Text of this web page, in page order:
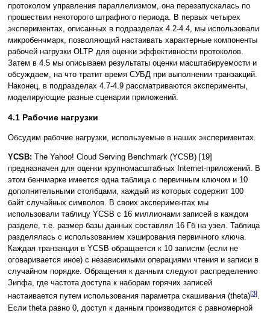
протоколом управления параллелизмом, она перезапускалась по
прошествии некоторого штрафного периода. В первых четырех
экспериментах, описанных в подразделах 4.2-4.4, мы использовали
микробенчмарк, позволяющий настаивать характерные компоненты
рабочей нагрузки OLTP для оценки эффективности протоколов.
Затем в 4.5 мы описываем результаты оценки масштабируемости и
обсуждаем, на что тратит время СУБД при выполнении транзакций.
Наконец, в подразделах 4.7-4.9 рассматриваются эксперименты,
моделирующие разные сценарии приложений.
4.1 Рабочие нагрузки
Обсудим рабочие нагрузки, используемые в наших экспериментах.
YCSB: The Yahoo! Cloud Serving Benchmark (YCSB) [19]
предназначен для оценки крупномасштабных Internet-приложений. В
этом бенчмарке имеется одна таблица с первичным ключом и 10
дополнительными столбцами, каждый из которых содержит 100
байт случайных символов. В своих экспериментах мы
использовали таблицу YCSB с 16 миллионами записей в каждом
разделе, т.е. размер базы данных составлял 16 Гб на узел. Таблица
разделялась с использованием хэширования первичного ключа.
Каждая транзакция в YCSB обращается к 10 записям (если не
оговаривается иное) с независимыми операциями чтения и записи в
случайном порядке. Обращения к данным следуют распределению
Зипфа, где частота доступа к наборам горячих записей
настаивается путем использования параметра скашивания (theta)[3].
Если theta равно 0, доступ к данным производится с равномерной